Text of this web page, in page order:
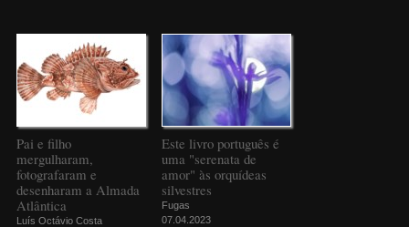
Pai e filho
mergulharam,
fotografaram e
desenharam a Almada
Atlântica
Luís Octávio Costa
Este livro português é
uma "serenata de
amor" às orquídeas
silvestres
Fugas
07.04.2023